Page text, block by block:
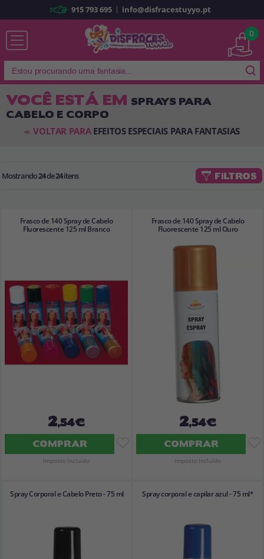
Já sou cliente
Lembrar-me Esqueceu sua senha?
Ao criar uma conta emdisfracestuyyo.pt, você poderá fazer suas
pedidos e consultar suas operações anteriores.
915 793 695 | info@disfracestuyyo.pt
0
VOCÊ ESTÁ EM SPRAYS PARA
CABELO E CORPO
<< VOLTAR PARA EFEITOS ESPECIAIS PARA FANTASIAS
Mostrando24de24itens FILTROS
Frasco de 140 Spray de Cabelo
Fluorescente 125 ml Branco
2,54€
COMPRAR
Imposto Incluído
Frasco de 140 Spray de Cabelo
Fluorescente 125 ml Ouro
2,54€
COMPRAR
Imposto Incluído
Spray Corporal e Cabelo Preto - 75 ml Spray corporal e capilar azul - 75 ml*